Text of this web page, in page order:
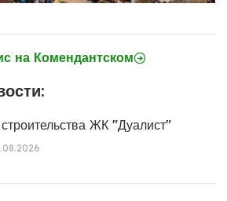
на Комендантском
ЖК "Дуалист"